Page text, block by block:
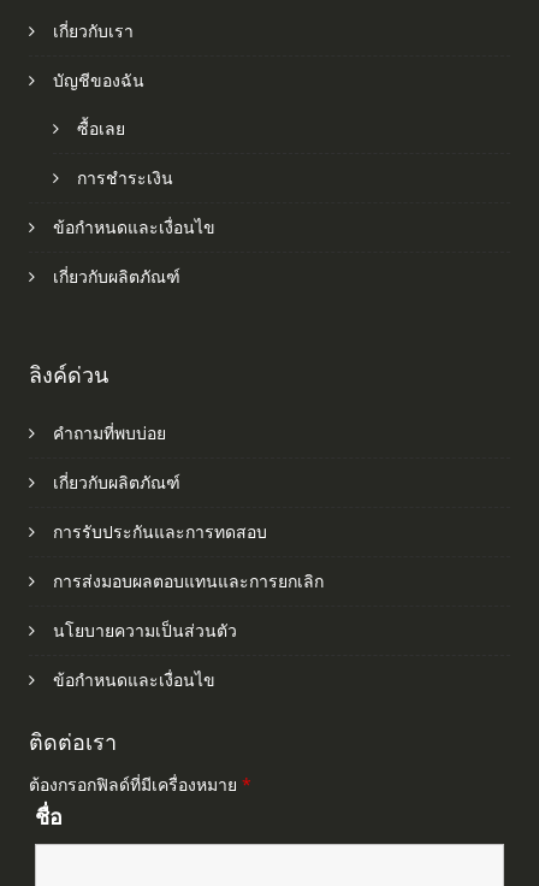
เกี่ยวกับเรา
บัญชีของฉัน
ซื้อเลย
การชำระเงิน
ข้อกำหนดและเงื่อนไข
เกี่ยวกับผลิตภัณฑ์
ลิงค์ด่วน
คำถามที่พบบ่อย
เกี่ยวกับผลิตภัณฑ์
การรับประกันและการทดสอบ
การส่งมอบผลตอบแทนและการยกเลิก
นโยบายความเป็นส่วนตัว
ข้อกำหนดและเงื่อนไข
ติดต่อเรา
ต้องกรอกฟิลด์ที่มีเครื่องหมาย *
ชื่อ